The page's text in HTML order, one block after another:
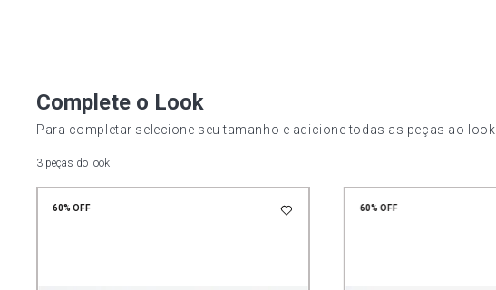
Complete o Look
Para completar selecione seu tamanho e adicione todas as peças ao look
3 peças do look
60% OFF 60% OFF